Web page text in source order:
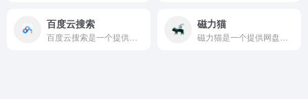
百度云搜索 磁力猫